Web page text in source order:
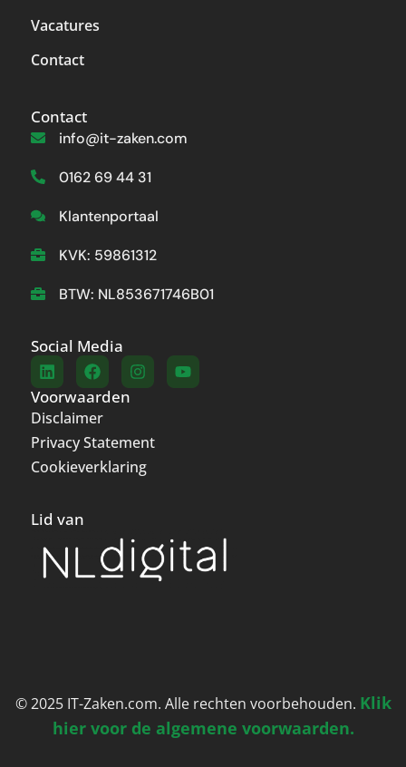
Vacatures
Contact
Contact
info@it-zaken.com
0162 69 44 31
Klantenportaal
KVK: 59861312
BTW: NL853671746B01
Social Media
Voorwaarden
Disclaimer
Privacy Statement
Cookieverklaring
Lid van
© 2025 IT-Zaken.com. Alle rechten voorbehouden. Klik
hier voor de algemene voorwaarden.